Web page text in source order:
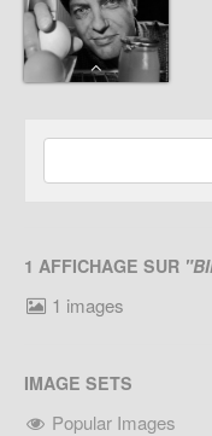
1 AFFICHAGE SUR
1 images
IMAGE SETS
Popular Images